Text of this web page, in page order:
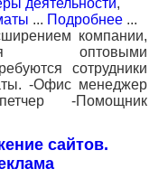
... Подробнее ...
компании,
оптовыми
сотрудники
-Офис менеджер
-Помощник
сайтов.